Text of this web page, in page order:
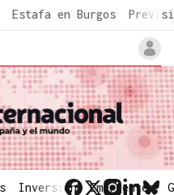
Estafa en Burgos
Inversión Emergentes